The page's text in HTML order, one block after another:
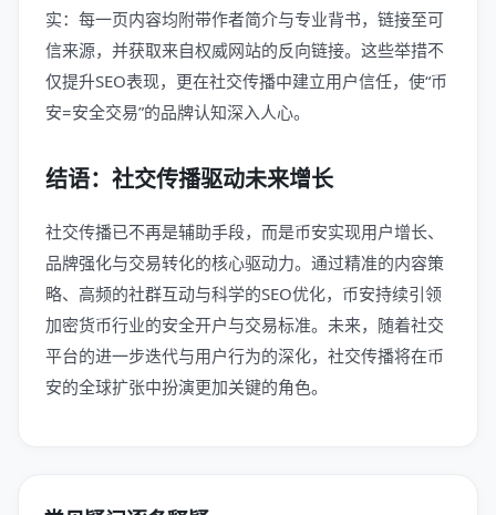
实：每一页内容均附带作者简介与专业背书，链接至可
信来源，并获取来自权威网站的反向链接。这些举措不
仅提升SEO表现，更在社交传播中建立用户信任，使“币
安=安全交易”的品牌认知深入人心。
结语：社交传播驱动未来增长
社交传播已不再是辅助手段，而是币安实现用户增长、
品牌强化与交易转化的核心驱动力。通过精准的内容策
略、高频的社群互动与科学的SEO优化，币安持续引领
加密货币行业的安全开户与交易标准。未来，随着社交
平台的进一步迭代与用户行为的深化，社交传播将在币
安的全球扩张中扮演更加关键的角色。